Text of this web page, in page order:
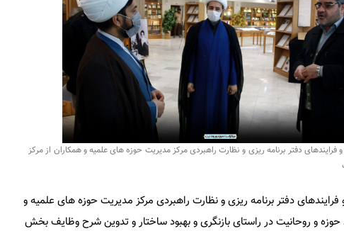
دفتر برنامه ریزی و نظارت راهبردی مرکز مدیریت حوزه های علمیه و همکاران از مرکز
دفتر برنامه ریزی و نظارت راهبردی مرکز مدیریت حوزه های علمیه و
و روحانیت در راستای بازنگری و بهبود ساختار و تدوین شرح وظایف بخش